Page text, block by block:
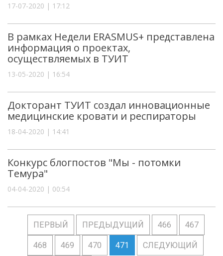
17-07-2020 | 17:12
В рамках Недели ERASMUS+ представлена
информация о проектах,
осуществляемых в ТУИТ
13-05-2020 | 16:54
Докторант ТУИТ создал инновационные
медицинские кровати и респираторы
18-04-2020 | 14:41
Конкурс блогпостов "Мы - потомки
Темура"
04-04-2020 | 00:54
ПЕРВЫЙ ПРЕДЫДУЩИЙ 466 467
468 469 470 471 СЛЕДУЮЩИЙ